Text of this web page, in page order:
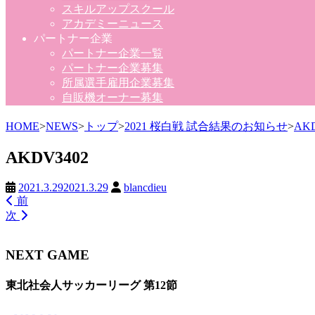
スキルアップスクール
アカデミーニュース
パートナー企業
パートナー企業一覧
パートナー企業募集
所属選手雇用企業募集
自販機オーナー募集
HOME>NEWS> トップ>2021 桜白戦 試合結果のお知らせ>
AKDV3402
2021.3.292021.3.29
blancdieu
前
次
NEXT GAME
東北社会人サッカーリーグ 第12節